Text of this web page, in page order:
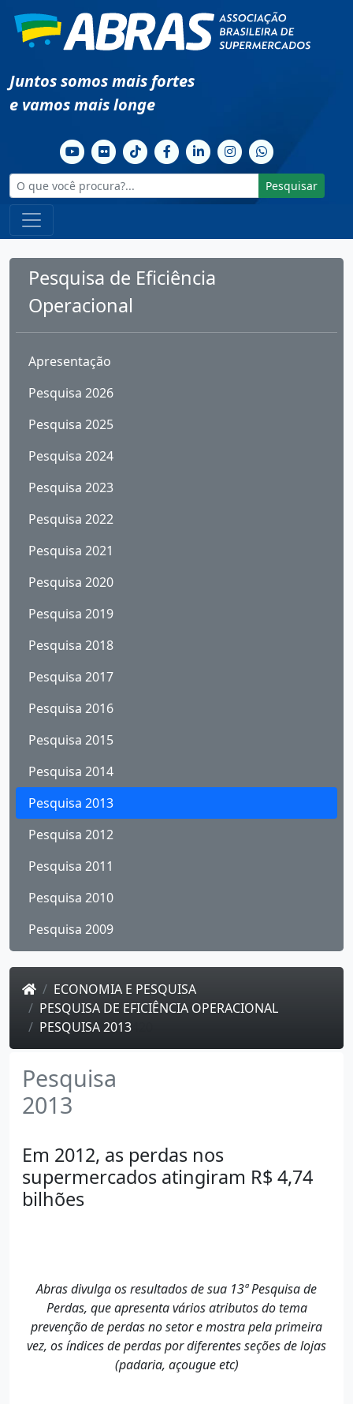
Juntos somos mais fortes
e vamos mais longe
Pesquisar
Pesquisa de Eficiência
Operacional
Apresentação
Pesquisa 2026
Pesquisa 2025
Pesquisa 2024
Pesquisa 2023
Pesquisa 2022
Pesquisa 2021
Pesquisa 2020
Pesquisa 2019
Pesquisa 2018
Pesquisa 2017
Pesquisa 2016
Pesquisa 2015
Pesquisa 2014
Pesquisa 2013
Pesquisa 2012
Pesquisa 2011
Pesquisa 2010
Pesquisa 2009
ECONOMIA E PESQUISA
PESQUISA DE EFICIÊNCIA OPERACIONAL
PESQUISA 2013
Pesquisa
2013
Em 2012, as perdas nos
supermercados atingiram R$ 4,74
bilhões
Abras divulga os resultados de sua 13ª Pesquisa de
Perdas, que apresenta vários atributos do tema
prevenção de perdas no setor e mostra pela primeira
vez, os índices de perdas por diferentes seções de lojas
(padaria, açougue etc)